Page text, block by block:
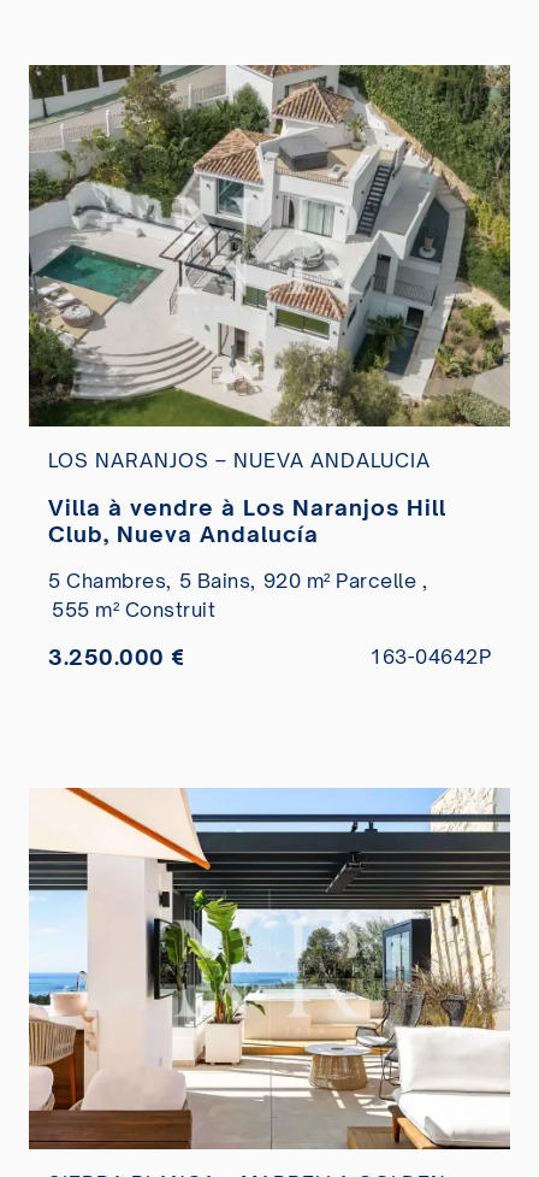
LOS NARANJOS – NUEVA ANDALUCIA
Villa à vendre à Los Naranjos Hill
Club, Nueva Andalucía
5 Chambres, 5 Bains, 920 m² Parcelle ,
555 m² Construit
3.250.000 € 163-04642P